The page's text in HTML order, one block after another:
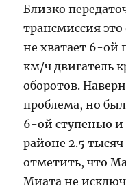
Близко
трансмиссия это
не хватает 6-ой
км/ч двигатель
оборотов.
проблема, но
6-ой ступенью и
районе 2.5
отметить, что
Миата не